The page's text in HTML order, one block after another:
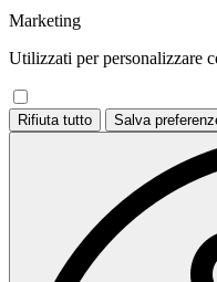
Marketing
Utilizzati per personalizzare
Rifiuta tutto Salva